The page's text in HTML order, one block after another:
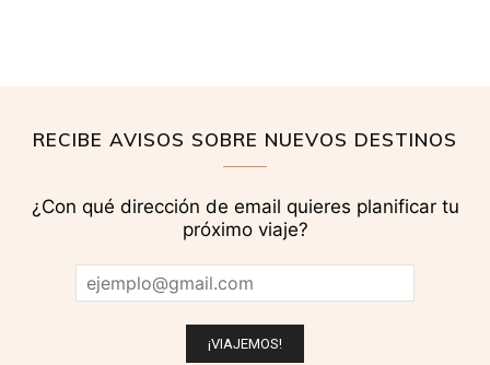
RECIBE AVISOS SOBRE NUEVOS DESTINOS
¿Con qué dirección de email quieres planificar tu
próximo viaje?